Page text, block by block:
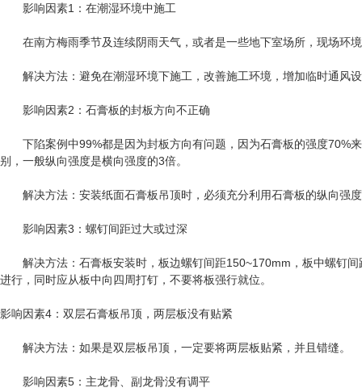
影响因素1：在潮湿环境中施工
在南方梅雨季节及连续阴雨天气，或者是一些地下室场所，现场环
解决方法：避免在潮湿环境下施工，改善施工环境，增加临时通风
影响因素2：石膏板的封板方向不正确
下陷案例中99%都是因为封板方向有问题，因为石膏板的强度70%
别，一般纵向强度是横向强度的3倍。
解决方法：安装纸面石膏板吊顶时，必须充分利用石膏板的纵向强
影响因素3：螺钉间距过大或过深
解决方法：石膏板安装时，板边螺钉间距150~170mm，板中螺钉间
进行，同时应从板中向四周打钉，不要将板强行就位。
影响因素4：双层石膏板吊顶，两层板没有贴紧
解决方法：如果是双层板吊顶，一定要将两层板贴紧，并且错缝。
影响因素5：主龙骨、副龙骨没有调平